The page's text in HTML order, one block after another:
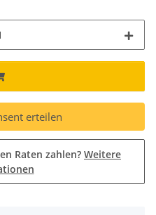
erteilen
Raten zahlen? Weitere